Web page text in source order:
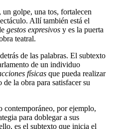
golpe, una tos, fortalecen
Allí también está el
gestos expresivos y es la puerta
teatral.
de las palabras. El subtexto
de un individuo
físicas que pueda realizar
la obra para satisfacer su
contemporáneo, por ejemplo,
para doblegar a sus
es el subtexto que inicia el